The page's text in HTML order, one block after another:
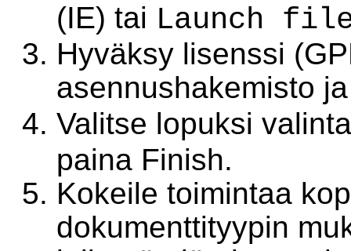
(IE) tai Launch
Hyväksy lisenssi
asennushakemisto
Valitse lopuksi
paina Finish.
Kokeile toimintaa
dokumenttityypin